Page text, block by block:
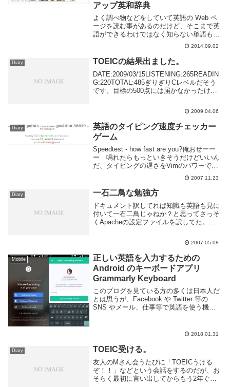
アップ英和辞典
よく調べ物などをしていて英語の Web ペ
ージを読む事があるのだけど、そこまで英
語ができるわけではなく知らない単語も多
い。辞書をひいたり翻訳サイトを使う事も
あるが面倒くさい。Chrome は標準で翻訳
機能がついているがある単語だけわからな
2014.09.02
Diary TOEICの結果出ました。
DATE:2009/03/15LISTENING:265READIN
G:220TOTAL:485ぎりぎりCレベルだそう
です。目標の500点には届かなかったけど
2009.04.06
Diary
英語のタイピング速度チェッカー
ゲーム
Speedtest - how fast are you?俺おせーー
ー 鳴れたらもっといきそうだけどいいん
だ、タイピングの遅さをVimのパワーでカ
バーするんだ(＞＜プログラマは英語に強
いのか？英語のタイピング速度チェッカー
ゲーム from ...
2007.11.23
Diary 一石二鳥な勉強方
ドキュメント訳してれば知識も英語も見に
付いて一石二鳥じゃねか？と思ってさっそ
くApacheの設定ファイルを訳してた。日
ファイルの中に説明が多いし。メインの
htt...
2007.05.08
Mobile
正しい英語を入力するための
Android のキーボードアプリ
Grammarly Keyboard
このブログを見ている方の多くは日本人だ
とは思うが、Facebook や Twitter 等の
SNS やメール、仕事等で英語を使う機会
ングはなんとなくできるけどライ...2018.01.31
Diary TOEIC受ける。
友人のMさん会うたびに「TOEICうける
ぞ！！」などという会話をするのだが、お
そらく最初に言い出してからもう2年ぐら